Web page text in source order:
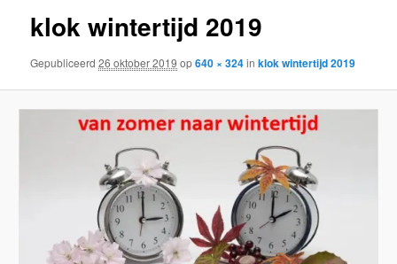
klok wintertijd 2019
Gepubliceerd26 oktober 2019 op640 × 324inklok wintertijd 2019